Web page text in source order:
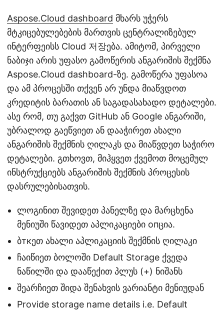
Aspose.Cloud dashboard მხარს უჭერს
მტკიცებულებების მართვის ცენტრალიზებულ
ინტერფეისს Cloud 저장ება. ამიტომ, პირველი
ნაბიჯი არის უფასო გამოწერის ანგარიშის შექმნა
Aspose.Cloud dashboard-ზე. გამოწერა უფასოა
და ამ პროცესში თქვენ არ უნდა მიაწვდოთ
კრედიტის ბარათის ან საგადასახადო დეტალები.
ასე რომ, თუ გაქვთ GitHub ან Google ანგარიში,
უბრალოდ გაეწვიეთ ან დააჭირეთ ახალი
ანგარიშის შექმნის ღილაკს და მიაწვდეთ საჭირო
დეტალები. გთხოვთ, მიჰყვეთ ქვემოთ მოცემულ
ინსტრუქციებს ანგარიშის შექმნის პროცესის
დასრულებისათვის.
ლოგინით შევიდეთ პანელზე და მარცხენა
მენიუში წავიდეთ აპლიკაციები опცია.
ბткეთ ახალი აპლიკაციის შექმნის ღილაკი
ჩაიწიეთ ბოლოში Default Storage ქვედა
ნაწილში და დააწექით პლუს (+) ნიშანს
შეარჩიეთ შიდა შენახვის ვარიანტი მენიუდან
Provide storage name details i.e. Default